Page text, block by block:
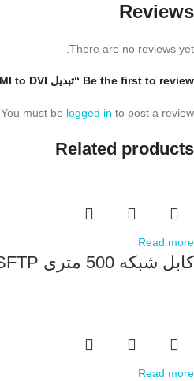
Reviews
There are no reviews yet.
Be the first to review “تبدیل HDMI to DVI”
You must be logged in to post a review.
Related products
Read more
کابل شبکه 500 متری CAT6 SFTP
Read more